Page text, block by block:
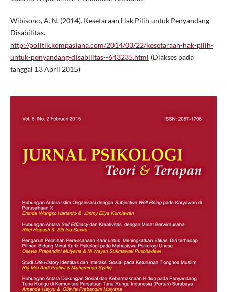
Wibisono, A. N. (2014). Kesetaraan Hak Pilih untuk Penyandang
Disabilitas.
http://politik.kompasiana.com/2014/03/22/kesetaraan-hak-pilih-
untuk-penyandang-disabilitas--643235.html (Diakses pada
tanggal 13 April 2015)